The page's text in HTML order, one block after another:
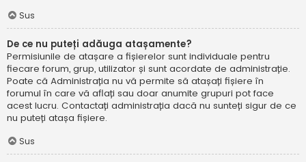
Sus
De ce nu puteți adăuga atașamente?
Permisiunile de atașare a fișierelor sunt individuale pentru
fiecare forum, grup, utilizator și sunt acordate de administrație.
Poate că Administrația nu vă permite să atașați fișiere în
forumul în care vă aflați sau doar anumite grupuri pot face
acest lucru. Contactați administrația dacă nu sunteți sigur de ce
nu puteți atașa fișiere.
Sus